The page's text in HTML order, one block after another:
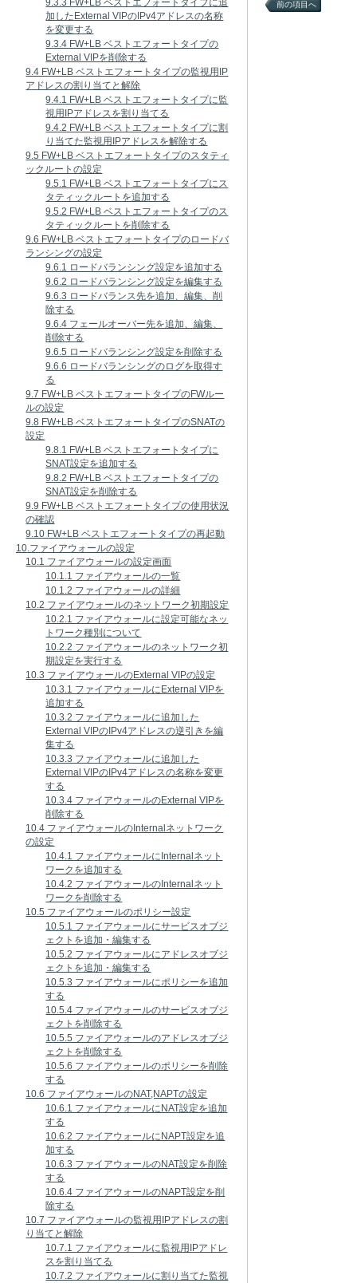
9.3.3 FW+LB ベストエフォートタイプに追
加したExternal VIPのIPv4アドレスの名称
を変更する
9.3.4 FW+LB ベストエフォートタイプの
External VIPを削除する
9.4 FW+LB ベストエフォートタイプの監視用IP
アドレスの割り当てと解除
9.4.1 FW+LB ベストエフォートタイプに監
視用IPアドレスを割り当てる
9.4.2 FW+LB ベストエフォートタイプに割
り当てた監視用IPアドレスを解除する
9.5 FW+LB ベストエフォートタイプのスタティ
ックルートの設定
9.5.1 FW+LB ベストエフォートタイプにス
タティックルートを追加する
9.5.2 FW+LB ベストエフォートタイプのス
タティックルートを削除する
9.6 FW+LB ベストエフォートタイプのロードバ
ランシングの設定
9.6.1 ロードバランシング設定を追加する
9.6.2 ロードバランシング設定を編集する
9.6.3 ロードバランス先を追加、編集、削
除する
9.6.4 フェールオーバー先を追加、編集、
削除する
9.6.5 ロードバランシング設定を削除する
9.6.6 ロードバランシングのログを取得す
る
9.7 FW+LB ベストエフォートタイプのFWルー
ルの設定
9.8 FW+LB ベストエフォートタイプのSNATの
設定
9.8.1 FW+LB ベストエフォートタイプに
SNAT設定を追加する
9.8.2 FW+LB ベストエフォートタイプの
SNAT設定を削除する
9.9 FW+LB ベストエフォートタイプの使用状況
の確認
9.10 FW+LB ベストエフォートタイプの再起動
10.ファイアウォールの設定
10.1 ファイアウォールの設定画面
10.1.1 ファイアウォールの一覧
10.1.2 ファイアウォールの詳細
10.2 ファイアウォールのネットワーク初期設定
10.2.1 ファイアウォールに設定可能なネッ
トワーク種別について
10.2.2 ファイアウォールのネットワーク初
期設定を実行する
10.3 ファイアウォールのExternal VIPの設定
10.3.1 ファイアウォールにExternal VIPを
追加する
10.3.2 ファイアウォールに追加した
External VIPのIPv4アドレスの逆引きを編
集する
10.3.3 ファイアウォールに追加した
External VIPのIPv4アドレスの名称を変更
する
10.3.4 ファイアウォールのExternal VIPを
削除する
10.4 ファイアウォールのInternalネットワーク
の設定
10.4.1 ファイアウォールにInternalネット
ワークを追加する
10.4.2 ファイアウォールのInternalネット
ワークを削除する
10.5 ファイアウォールのポリシー設定
10.5.1 ファイアウォールにサービスオブジ
ェクトを追加・編集する
10.5.2 ファイアウォールにアドレスオブジ
ェクトを追加・編集する
10.5.3 ファイアウォールにポリシーを追加
する
10.5.4 ファイアウォールのサービスオブジ
ェクトを削除する
10.5.5 ファイアウォールのアドレスオブジ
ェクトを削除する
10.5.6 ファイアウォールのポリシーを削除
する
10.6 ファイアウォールのNAT,NAPTの設定
10.6.1 ファイアウォールにNAT設定を追加
する
10.6.2 ファイアウォールにNAPT設定を追
加する
10.6.3 ファイアウォールのNAT設定を削除
する
10.6.4 ファイアウォールのNAPT設定を削
除する
10.7 ファイアウォールの監視用IPアドレスの割
り当てと解除
10.7.1 ファイアウォールに監視用IPアドレ
スを割り当てる
10.7.2 ファイアウォールに割り当てた監視
前の項目へ